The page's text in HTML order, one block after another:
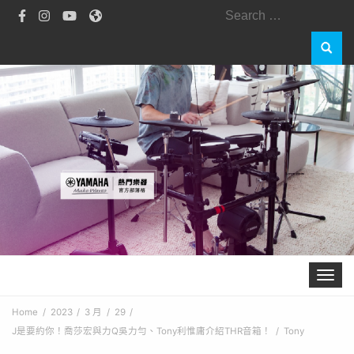
Search
Toggle
Home 2023 3 月
29
J是要約你！喬莎宏與力Q吳力勻、Tony利惟庸介紹THR音箱！
Tony